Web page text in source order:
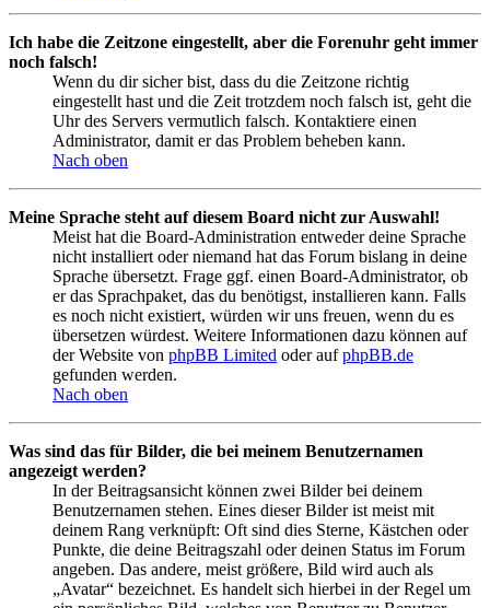
Ich habe die Zeitzone eingestellt, aber die Forenuhr geht immer
noch falsch!
Wenn du dir sicher bist, dass du die Zeitzone richtig
eingestellt hast und die Zeit trotzdem noch falsch ist, geht die
Uhr des Servers vermutlich falsch. Kontaktiere einen
Administrator, damit er das Problem beheben kann.
Nach oben
Meine Sprache steht auf diesem Board nicht zur Auswahl!
Meist hat die Board-Administration entweder deine Sprache
nicht installiert oder niemand hat das Forum bislang in deine
Sprache übersetzt. Frage ggf. einen Board-Administrator, ob
er das Sprachpaket, das du benötigst, installieren kann. Falls
es noch nicht existiert, würden wir uns freuen, wenn du es
übersetzen würdest. Weitere Informationen dazu können auf
der Website von phpBB Limited oder aufphpBB.de
gefunden werden.
Nach oben
Was sind das für Bilder, die bei meinem Benutzernamen
angezeigt werden?
In der Beitragsansicht können zwei Bilder bei deinem
Benutzernamen stehen. Eines dieser Bilder ist meist mit
deinem Rang verknüpft: Oft sind dies Sterne, Kästchen oder
Punkte, die deine Beitragszahl oder deinen Status im Forum
angeben. Das andere, meist größere, Bild wird auch als
„Avatar“ bezeichnet. Es handelt sich hierbei in der Regel um